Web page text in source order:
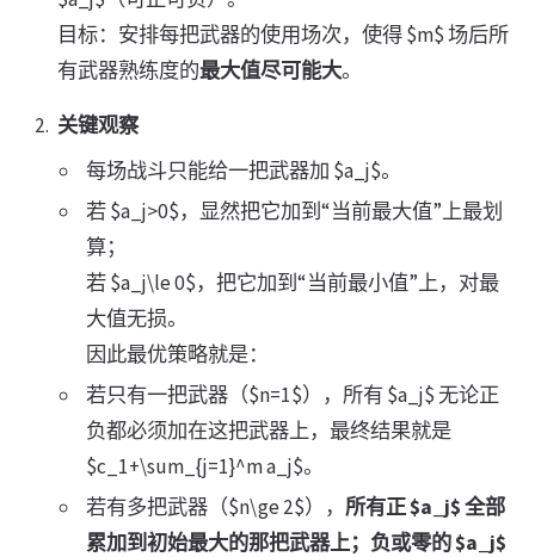
目标：安排每把武器的使用场次，使得 $m$ 场后所
有武器熟练度的最大值尽可能大。
关键观察
每场战斗只能给一把武器加 $a_j$。
若 $a_j>0$，显然把它加到“当前最大值”上最划
算；
若 $a_j\le 0$，把它加到“当前最小值”上，对最
大值无损。
因此最优策略就是：
若只有一把武器（$n=1$），所有 $a_j$ 无论正
负都必须加在这把武器上，最终结果就是
$c_1+\sum_{j=1}^m a_j$。
若有多把武器（$n\ge 2$）， 所有正 $a_j$ 全部
累加到初始最大的那把武器上；负或零的 $a_j$